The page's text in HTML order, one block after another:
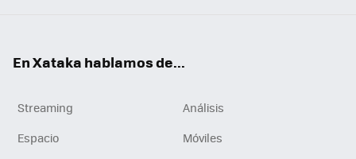
En Xataka hablamos de...
Streaming
Análisis
Espacio
Móviles